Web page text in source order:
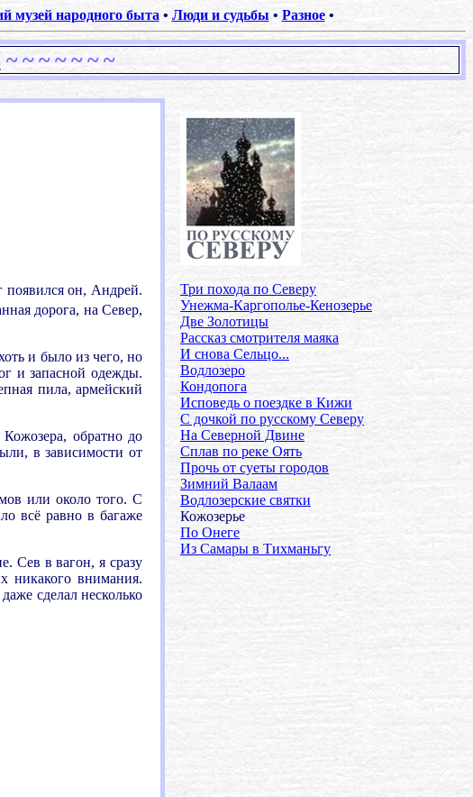
музей народного быта • Люди и судьбы • Разное•
~ ~ ~ ~ ~ ~ ~
появился он, Андрей.
дорога, на Север,
и было из чего, но
и запасной одежды.
пила, армейский
обратно до
в зависимости от
или около того. С
всё равно в багаже
Сев в вагон, я сразу
никакого внимания.
сделал несколько
Три похода по Северу
Унежма-Каргополье-Кенозерье
Две Золотицы
Рассказ смотрителя маяка
И снова Сельцо...
Водлозеро
Кондопога
Исповедь о поездке в Кижи
С дочкой по русскому Северу
На Северной Двине
Сплав по реке Оять
Прочь от суеты городов
Зимний Валаам
Водлозерские святки
Кожозерье
По Онеге
Из Самары в Тихманьгу